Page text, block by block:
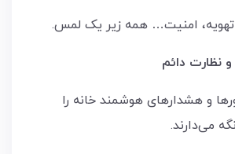
تهویه، امنیت… همه زیر یک لمس.
نظارت دائم
و هشدارهای هوشمند خانه را
می‌دارند.